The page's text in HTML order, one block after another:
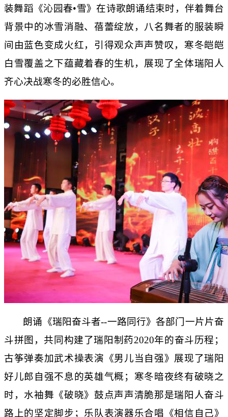
装舞蹈《沁园春•雪》在诗歌朗诵结束时，伴着舞台
背景中的冰雪消融、蓓蕾绽放，八名舞者的服装瞬
间由蓝色变成火红，引得观众声声赞叹，寒冬皑皑
白雪覆盖之下蕴藏着春的生机，展现了全体瑞阳人
齐心决战寒冬的必胜信心。
朗诵《瑞阳奋斗者--一路同行》各部门一片片奋
斗拼图，共同构建了瑞阳制药2020年的奋斗历程；
古筝弹奏加武术操表演《男儿当自强》展现了瑞阳
好儿郎自强不息的英雄气概；寒冬暗夜终有破晓之
时，水袖舞《破晓》鼓点声声清脆那是瑞阳人奋斗
路上的坚定脚步；乐队表演器乐合唱《相信自己》